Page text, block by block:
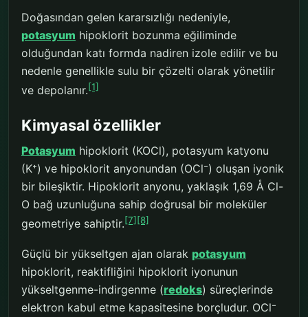
Doğasından gelen kararsızlığı nedeniyle,
potasyum hipoklorit bozunma eğiliminde
olduğundan katı formda nadiren izole edilir ve bu
nedenle genellikle sulu bir çözelti olarak yönetilir
ve depolanır.[1]
Kimyasal özellikler
Potasyum hipoklorit (KOCl), potasyum katyonu
(K⁺) ve hipoklorit anyonundan (OCl⁻) oluşan iyonik
bir bileşiktir. Hipoklorit anyonu, yaklaşık 1,69 Å Cl-
O bağ uzunluğuna sahip doğrusal bir moleküler
geometriye sahiptir.[7][8]
Güçlü bir yükseltgen ajan olarak potasyum
hipoklorit, reaktifliğini hipoklorit iyonunun
yükseltgenme-indirgenme (redoks) süreçlerinde
elektron kabul etme kapasitesine borçludur. OCl⁻